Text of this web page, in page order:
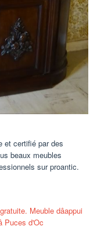
et certifié par des
beaux meubles
sur proantic.